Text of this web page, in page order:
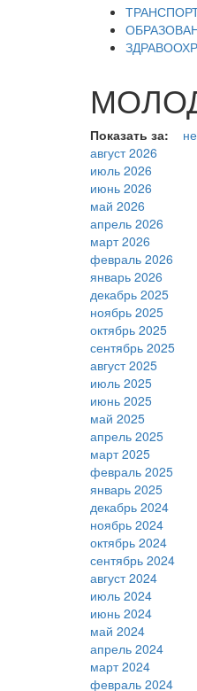
Показать за:
август 2026
июль 2026
июнь 2026
май 2026
апрель 2026
март 2026
февраль 2026
январь 2026
декабрь 2025
ноябрь 2025
октябрь 2025
сентябрь 2025
август 2025
июль 2025
июнь 2025
май 2025
апрель 2025
март 2025
февраль 2025
январь 2025
декабрь 2024
ноябрь 2024
октябрь 2024
сентябрь 2024
август 2024
июль 2024
июнь 2024
май 2024
апрель 2024
март 2024
февраль 2024